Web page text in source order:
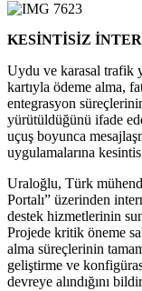
KESİNTİSİZ
Uydu ve karasal trafik
kartıyla ödeme alma,
entegrasyon
yürütüldüğünü ifade
uçuş boyunca
uygulamalarına
Uraloğlu, Türk
Portalı” üzerinden
destek hizmetlerinin
Projede kritik öneme
alma süreçlerinin
geliştirme ve
devreye alındığını